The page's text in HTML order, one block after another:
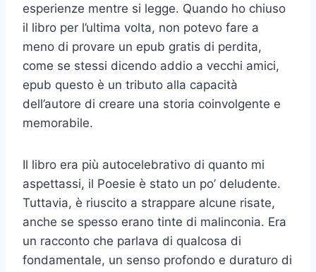
esperienze mentre si legge. Quando ho chiuso
il libro per l’ultima volta, non potevo fare a
meno di provare un epub gratis di perdita,
come se stessi dicendo addio a vecchi amici,
epub questo è un tributo alla capacità
dell’autore di creare una storia coinvolgente e
memorabile.
Il libro era più autocelebrativo di quanto mi
aspettassi, il Poesie è stato un po’ deludente.
Tuttavia, è riuscito a strappare alcune risate,
anche se spesso erano tinte di malinconia. Era
un racconto che parlava di qualcosa di
fondamentale, un senso profondo e duraturo di